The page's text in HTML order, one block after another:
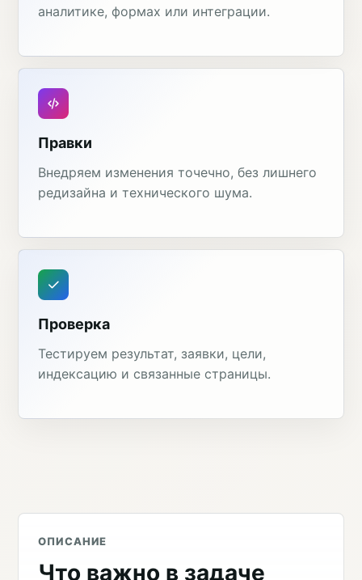
аналитике, формах или интеграции.
Правки
Внедряем изменения точечно, без лишнего
редизайна и технического шума.
Проверка
Тестируем результат, заявки, цели,
индексацию и связанные страницы.
ОПИСАНИЕ
Что важно в задаче